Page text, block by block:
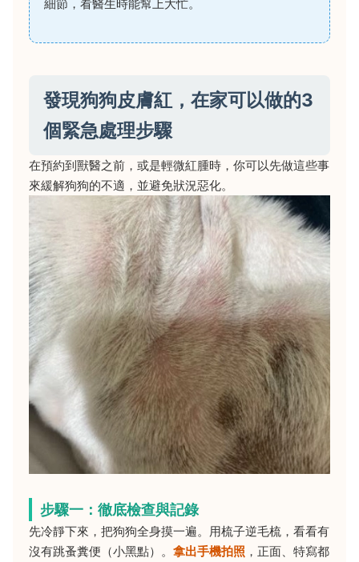
細節，看醫生時能幫上大忙。
發現狗狗皮膚紅，在家可以做的3
個緊急處理步驟
在預約到獸醫之前，或是輕微紅腫時，你可以先做這些事
來緩解狗狗的不適，並避免狀況惡化。
步驟一：徹底檢查與記錄
先冷靜下來，把狗狗全身摸一遍。用梳子逆毛梳，看看有
沒有跳蚤糞便（小黑點）。 拿出手機拍照 ，正面、特寫都